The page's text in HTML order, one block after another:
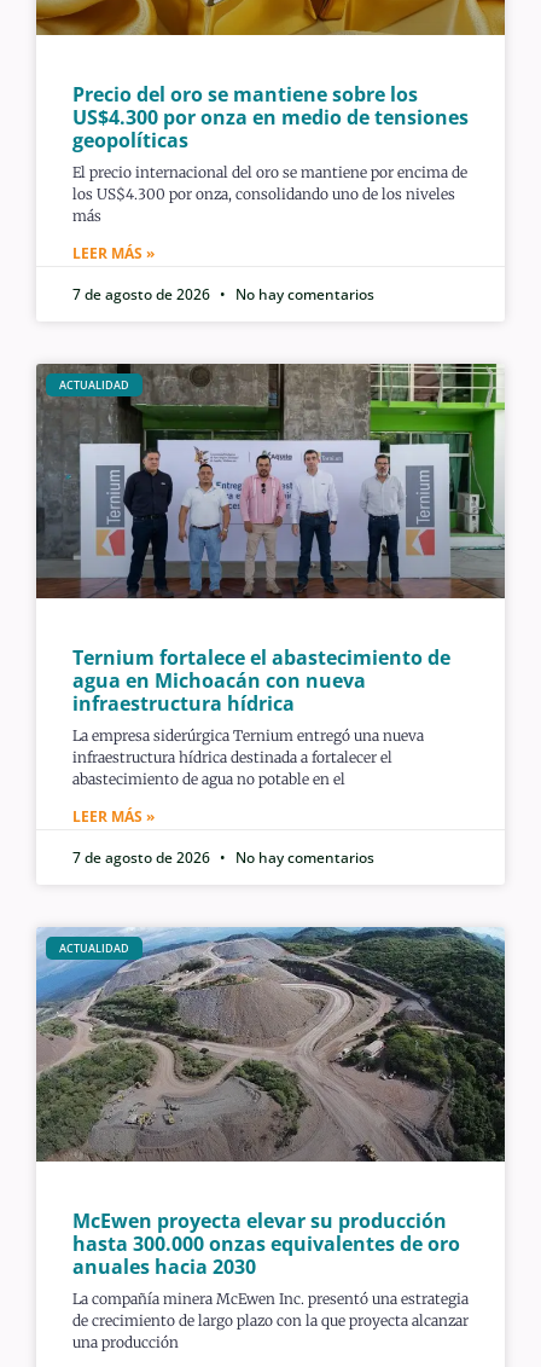
Precio del oro se mantiene sobre los
US$4.300 por onza en medio de tensiones
geopolíticas
El precio internacional del oro se mantiene por encima de
los US$4.300 por onza, consolidando uno de los niveles
más
LEER MÁS »
7 de agosto de 2026
No hay comentarios
ACTUALIDAD
Ternium fortalece el abastecimiento de
agua en Michoacán con nueva
infraestructura hídrica
La empresa siderúrgica Ternium entregó una nueva
infraestructura hídrica destinada a fortalecer el
abastecimiento de agua no potable en el
LEER MÁS »
7 de agosto de 2026
No hay comentarios
ACTUALIDAD
McEwen proyecta elevar su producción
hasta 300.000 onzas equivalentes de oro
anuales hacia 2030
La compañía minera McEwen Inc. presentó una estrategia
de crecimiento de largo plazo con la que proyecta alcanzar
una producción